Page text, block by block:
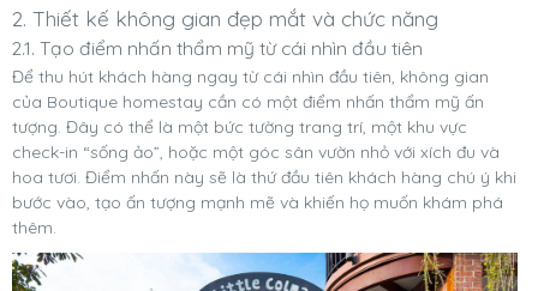
2. Thiết kế không gian đẹp mắt và chức năng
2.1. Tạo điểm nhấn thẩm mỹ từ cái nhìn đầu tiên
Để thu hút khách hàng ngay từ cái nhìn đầu tiên, không gian
của Boutique homestay cần có một điểm nhấn thẩm mỹ ấn
tượng. Đây có thể là một bức tường trang trí, một khu vực
check-in “sống ảo”, hoặc một góc sân vườn nhỏ với xích đu và
hoa tươi. Điểm nhấn này sẽ là thứ đầu tiên khách hàng chú ý khi
bước vào, tạo ấn tượng mạnh mẽ và khiến họ muốn khám phá
thêm.